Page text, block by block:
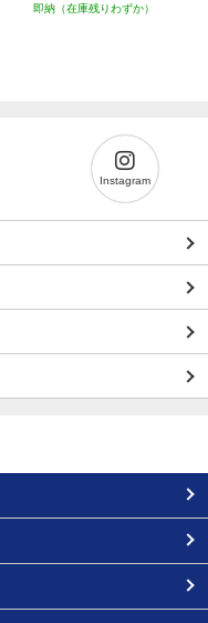
即納（在庫残りわずか）
Instagram